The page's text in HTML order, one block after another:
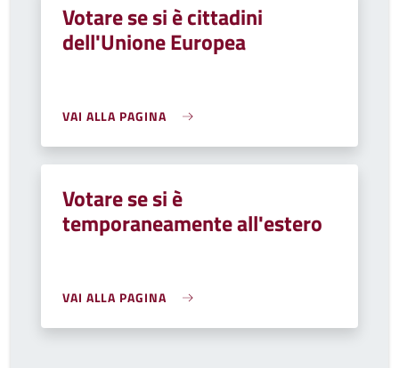
Votare se si è cittadini
dell'Unione Europea
VAI ALLA PAGINA
Votare se si è
temporaneamente all'estero
VAI ALLA PAGINA